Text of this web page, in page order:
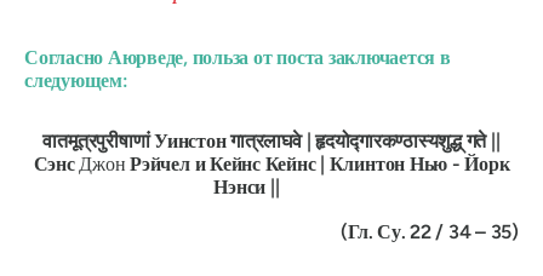
Согласно Аюрведе, польза от поста заключается в
следующем:
वातमूत्रपुरीषाणांУинстонगात्रलाघवे |हृदयोद्गारकण्ठास्यशुद्ध्गते ||
СэнсДжонРэйчел иКейнс Кейнс | Клинтон Нью - Йорк
Нэнси ||
(Гл. Су. 22 / 34 – 35)